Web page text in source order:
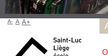
A- A A+